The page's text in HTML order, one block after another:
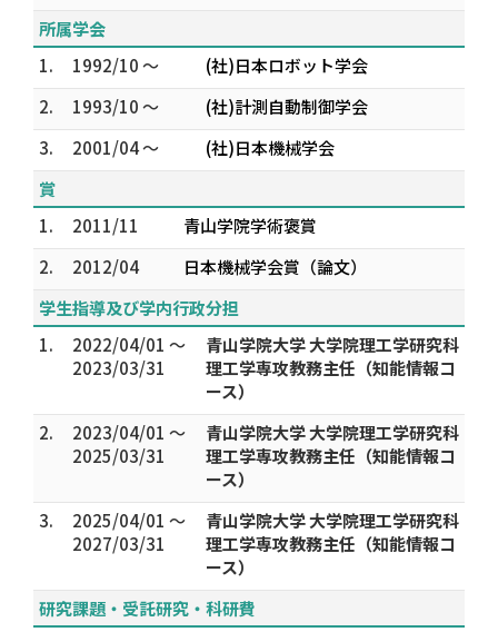
所属学会
1.
1992/10 ～
(社)日本ロボット学会
2.
1993/10 ～
(社)計測自動制御学会
3.
2001/04 ～
(社)日本機械学会
賞
1.
2011/11
青山学院学術褒賞
2.
2012/04
日本機械学会賞（論文）
学生指導及び学内行政分担
1.
2022/04/01 ～
2023/03/31
青山学院大学 大学院理工学研究科
理工学専攻教務主任（知能情報コ
ース）
2.
2023/04/01 ～
2025/03/31
青山学院大学 大学院理工学研究科
理工学専攻教務主任（知能情報コ
ース）
3.
2025/04/01 ～
2027/03/31
青山学院大学 大学院理工学研究科
理工学専攻教務主任（知能情報コ
ース）
研究課題・受託研究・科研費